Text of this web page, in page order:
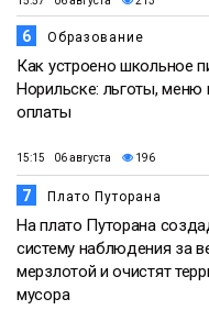
6 Образование
Как устроено школьное
Норильске: льготы, меню
оплаты
15:15 06 августа 196
7 Плато Путорана
На плато Путорана
систему наблюдения за
мерзлотой и очистят
мусора